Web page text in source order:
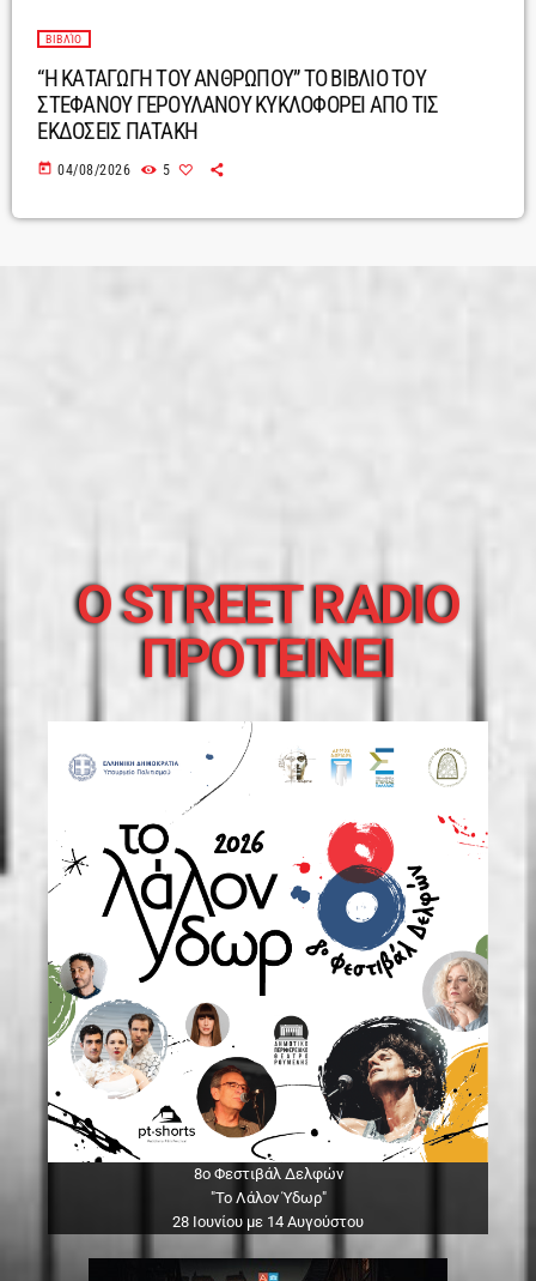
ΒΙΒΛΊΟ
“Η ΚΑΤΑΓΩΓΗ ΤΟΥ ΑΝΘΡΩΠΟΥ” ΤΟ ΒΙΒΛΙΟ ΤΟΥ
ΣΤΕΦΑΝΟΥ ΓΕΡΟΥΛΑΝΟΥ ΚΥΚΛΟΦΟΡΕΙ ΑΠΟ ΤΙΣ
ΕΚΔΟΣΕΙΣ ΠΑΤΑΚΗ
today 04/08/2026 5
O STREET RADIO
ΠΡΟΤΕΙΝΕΙ
8ο Φεστιβάλ Δελφών
"Το Λάλον Ύδωρ"
28 Ιουνίου με 14 Αυγούστου